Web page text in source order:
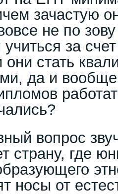
зачастую
не по
за
стать
да и
вопрос
страну, где
носы от